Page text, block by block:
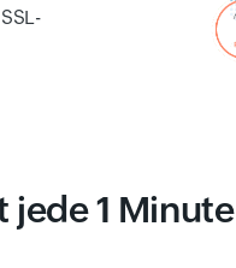
1 Minute